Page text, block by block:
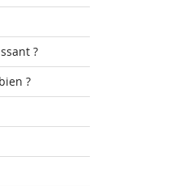
?
?